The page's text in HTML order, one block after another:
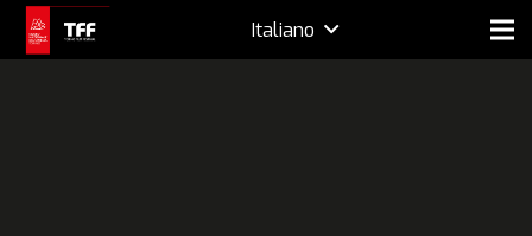
Italiano